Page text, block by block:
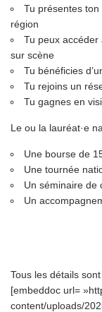
Tu présentes ton
région
Tu peux
sur scène
Tu bénéficies
Tu rejoins un
Tu gagnes en
Le ou la lauréat·e
Une bourse de
Une tournée
Un séminaire de
Un
Tous les détails
[embeddoc url=
content/uploads/